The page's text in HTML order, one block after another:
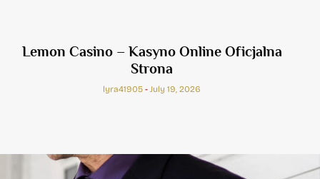
Lemon Casino – Kasyno Online Oficjalna
Strona
lyra41905 July 19, 2026